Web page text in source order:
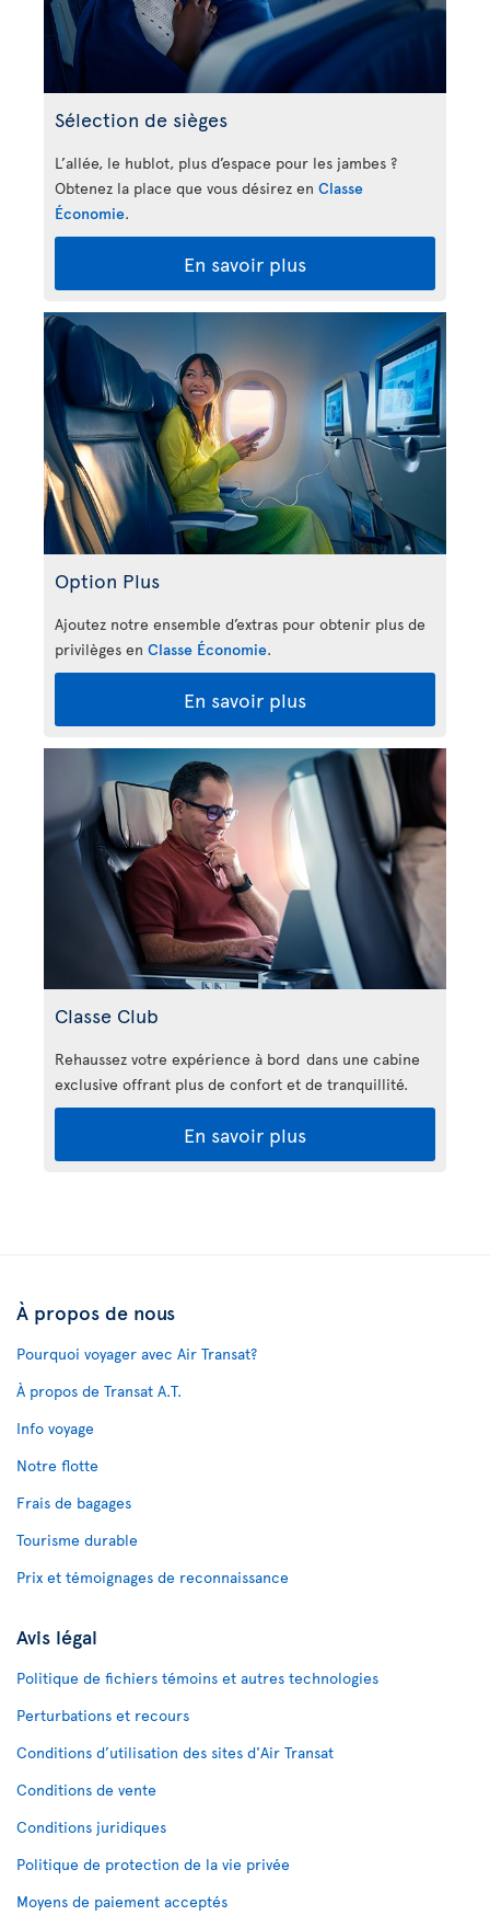
Sélection de sièges
L’allée, le hublot, plus d’espace pour les jambes ?
Obtenez la place que vous désirez en Classe
Économie.
En savoir plus
Option Plus
Ajoutez notre ensemble d’extras pour obtenir plus de
privilèges en Classe Économie.
En savoir plus
Classe Club
Rehaussez votre expérience à bord dans une cabine
exclusive offrant plus de confort et de tranquillité.
En savoir plus
À propos de nous
Pourquoi voyager avec Air Transat?
À propos de Transat A.T.
Info voyage
Notre flotte
Frais de bagages
Tourisme durable
Prix et témoignages de reconnaissance
Avis légal
Politique de fichiers témoins et autres technologies
Perturbations et recours
Conditions d’utilisation des sites d'Air Transat
Conditions de vente
Conditions juridiques
Politique de protection de la vie privée
Moyens de paiement acceptés